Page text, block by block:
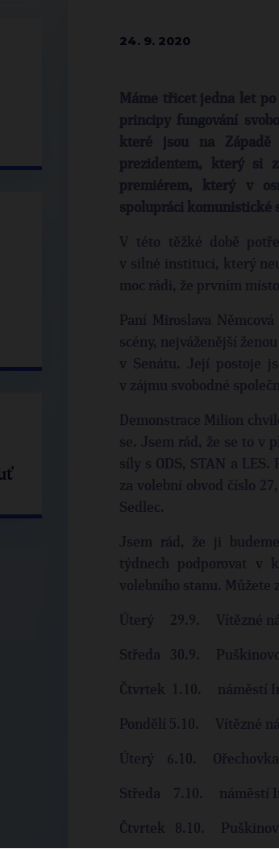
24. 9. 2020
Máme třicet jedna let
principy fungování
které jsou na
prezidentem, který si
premiérem, který v
spolupráci komunistické
V této těžké době
v silné instituci, který
moc rádi, že prvním
Paní Miroslava
scény, nejváženější
v Senátu. Její postoje
v zájmu svobodné
Demonstrace Milion
se. Jsem rád, že se to v
síly s ODS, STAN a
za volební obvod číslo
Sedlec.
Jsem rád, že ji
týdnech podporovat v
volebního stanu. Můžete
Úterý 29.9. Vítězné
Středa 30.9.
Čtvrtek 1.10. náměstí
Pondělí 5.10. Vítězné
Úterý 6.10.
Středa 7.10. náměstí
Čtvrtek 8.10.